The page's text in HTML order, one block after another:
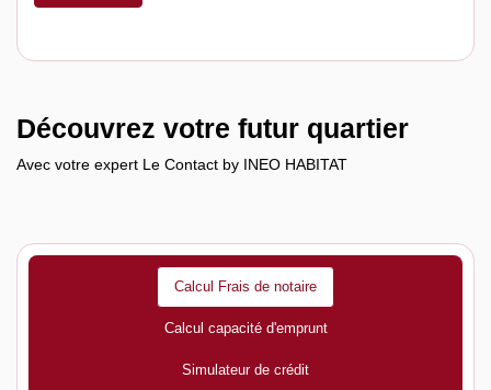
Découvrez votre futur quartier
Avec votre expert Le Contact by INEO HABITAT
Calcul Frais de notaire
Calcul capacité d'emprunt
Simulateur de crédit